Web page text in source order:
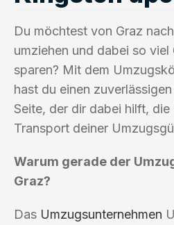
Du möchtest von Graz
umziehen und dabei so
sparen? Mit dem
hast du einen
Seite, der dir dabei hilft,
Transport deiner
Warum gerade der
Graz?
Das Umzugsunternehmen